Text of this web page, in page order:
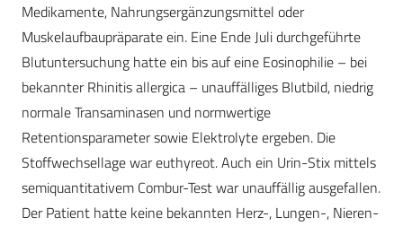
Medikamente, Nahrungsergänzungsmittel oder
Muskelaufbaupräparate ein. Eine Ende Juli durchgeführte
Blutuntersuchung hatte ein bis auf eine Eosinophilie – bei
bekannter Rhinitis allergica – unauffälliges Blutbild, niedrig
normale Transaminasen und normwertige
Retentionsparameter sowie Elektrolyte ergeben. Die
Stoffwechsellage war euthyreot. Auch ein Urin-Stix mittels
semiquantitativem Combur-Test war unauffällig ausgefallen.
Der Patient hatte keine bekannten Herz-, Lungen-, Nieren-